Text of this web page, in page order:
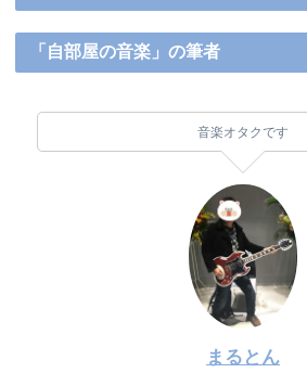
「自部屋の音楽」の筆者
音楽オタクです
まるとん